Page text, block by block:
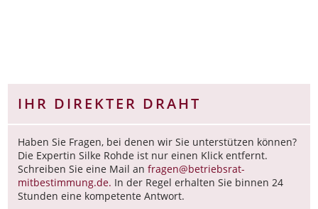
IHR DIREKTER DRAHT
Haben Sie Fragen, bei denen wir Sie unterstützen können?
Die Expertin Silke Rohde ist nur einen Klick entfernt.
Schreiben Sie eine Mail anfragen@betriebsrat-
mitbestimmung.de. In der Regel erhalten Sie binnen 24
Stunden eine kompetente Antwort.